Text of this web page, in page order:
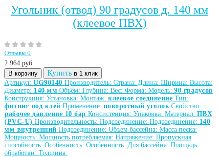
Угольник (отвод) 90 градусов д. 140 мм
(клеевое ПВХ)
Отзывы 0
2 964 руб.
В корзину
Купить в 1 клик
Артикул: UG90140 Производитель: Страна: Длина: Ширина: Высота:
Диаметр: 140 мм Объём: Глубина: Вес: Форма: Модель: 90 градусов
Конструкция: Установка: Монтаж: клеевое соединение Тип:
фитинг под клей Применение: поворотный уголок Свойство:
рабочее давление 10 бар Консистенция: Упаковка: Материал: ПВХ
(PVC-U) Производительность: Подсоединение: Подсоединение: 140
мм внутренний Подсоединение: Объем бассейна: Масса песка:
Мощность: Мощность потребляемая: Напряжение: Пропускная
способность: Особенность: Особенность: Для бассейна: Площадь
обработки: Толщина: